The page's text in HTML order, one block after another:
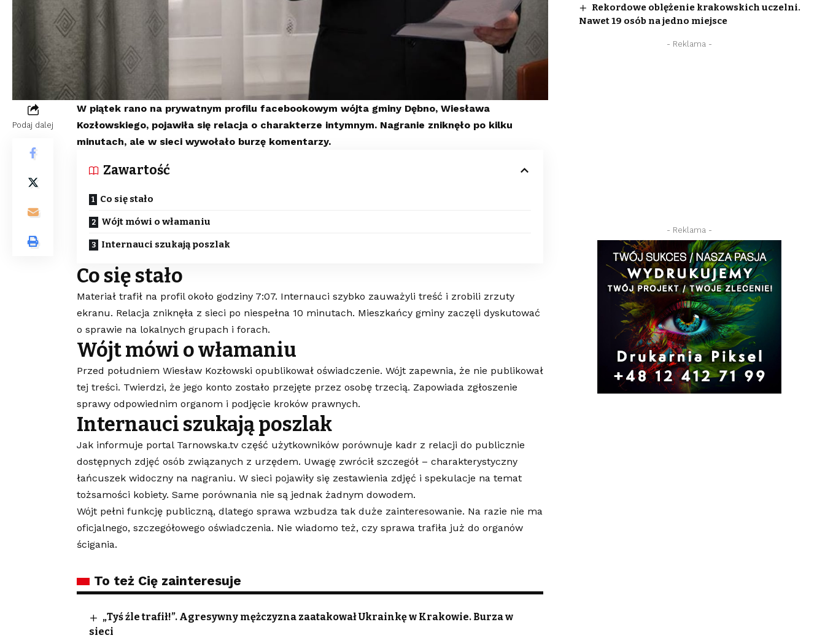
Podaj dalej
W piątek rano na prywatnym profilu facebookowym wójta gminy Dębno, Wiesława
Kozłowskiego, pojawiła się relacja o charakterze intymnym. Nagranie zniknęło po kilku
minutach, ale w sieci wywołało burzę komentarzy.
Zawartość
Co się stało
Wójt mówi o włamaniu
Internauci szukają poszlak
Co się stało
Materiał trafił na profil około godziny 7:07. Internauci szybko zauważyli treść i zrobili zrzuty
ekranu. Relacja zniknęła z sieci po niespełna 10 minutach. Mieszkańcy gminy zaczęli dyskutować
o sprawie na lokalnych grupach i forach.
Wójt mówi o włamaniu
Przed południem Wiesław Kozłowski opublikował oświadczenie. Wójt zapewnia, że nie publikował
tej treści. Twierdzi, że jego konto zostało przejęte przez osobę trzecią. Zapowiada zgłoszenie
sprawy odpowiednim organom i podjęcie kroków prawnych.
Internauci szukają poszlak
Jak informuje portal Tarnowska.tv część użytkowników porównuje kadr z relacji do publicznie
dostępnych zdjęć osób związanych z urzędem. Uwagę zwrócił szczegół – charakterystyczny
łańcuszek widoczny na nagraniu. W sieci pojawiły się zestawienia zdjęć i spekulacje na temat
tożsamości kobiety. Same porównania nie są jednak żadnym dowodem.
Wójt pełni funkcję publiczną, dlatego sprawa wzbudza tak duże zainteresowanie. Na razie nie ma
oficjalnego, szczegółowego oświadczenia. Nie wiadomo też, czy sprawa trafiła już do organów
ścigania.
To też Cię zainteresuje
„Tyś źle trafił!”. Agresywny mężczyzna zaatakował Ukrainkę w Krakowie. Burza w
sieci
Rekordowe oblężenie krakowskich uczelni.
Nawet 19 osób na jedno miejsce
- Reklama -
- Reklama -